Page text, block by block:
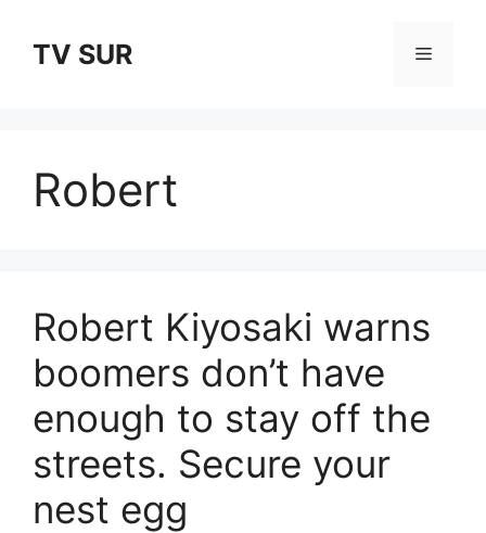
contentTV SUR Menu
Robert
Robert Kiyosaki warns
boomers don’t have
enough to stay off the
streets. Secure your
nest egg